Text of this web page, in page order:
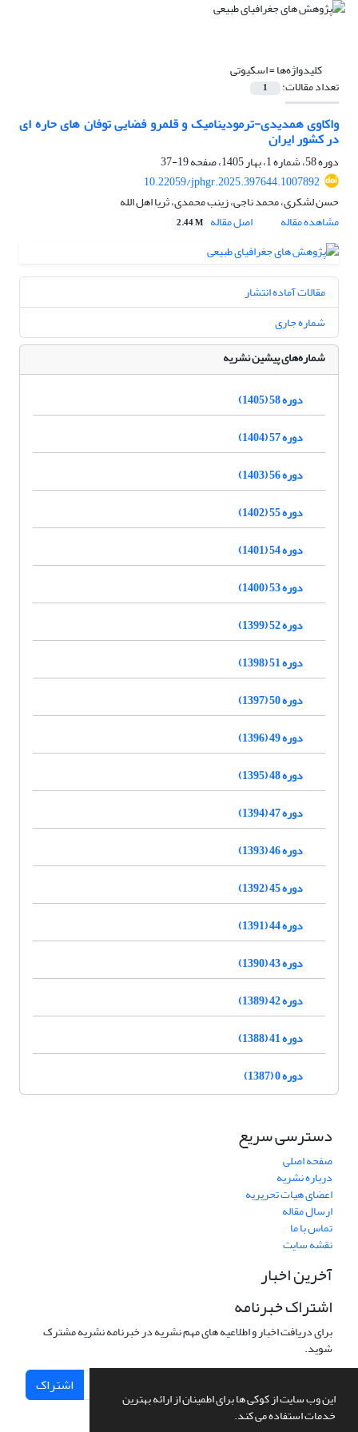
این وب سایت از کوکی ها برای اطمینان از ارائه بهترین
خدمات استفاده می کند.
کلیدواژه‌ها =اسکیوتی
تعداد مقالات: 1
واکاوی همدیدی-ترمودینامیک و قلمرو فضایی توفان های حاره ای
در کشور ایران
دوره 58، شماره 1، بهار 1405، صفحه
19-37
10.22059/jphgr.2025.397644.1007892
حسن لشکری، محمد ناجی، زینب محمدی، ثریا اهل الله
مشاهده مقاله
اصل مقاله 2.44 M
مقالات آماده انتشار
شماره جاری
شماره‌های پیشین نشریه
دوره 58 (1405)
دوره 57 (1404)
دوره 56 (1403)
دوره 55 (1402)
دوره 54 (1401)
دوره 53 (1400)
دوره 52 (1399)
دوره 51 (1398)
دوره 50 (1397)
دوره 49 (1396)
دوره 48 (1395)
دوره 47 (1394)
دوره 46 (1393)
دوره 45 (1392)
دوره 44 (1391)
دوره 43 (1390)
دوره 42 (1389)
دوره 41 (1388)
دوره 0 (1387)
دسترسی سریع
صفحه اصلی
درباره نشریه
اعضای هیات تحریریه
ارسال مقاله
تماس با ما
نقشه سایت
آخرین اخبار
اشتراک خبرنامه
برای دریافت اخبار و اطلاعیه های مهم نشریه در خبرنامه نشریه مشترک
شوید.
اشتراک